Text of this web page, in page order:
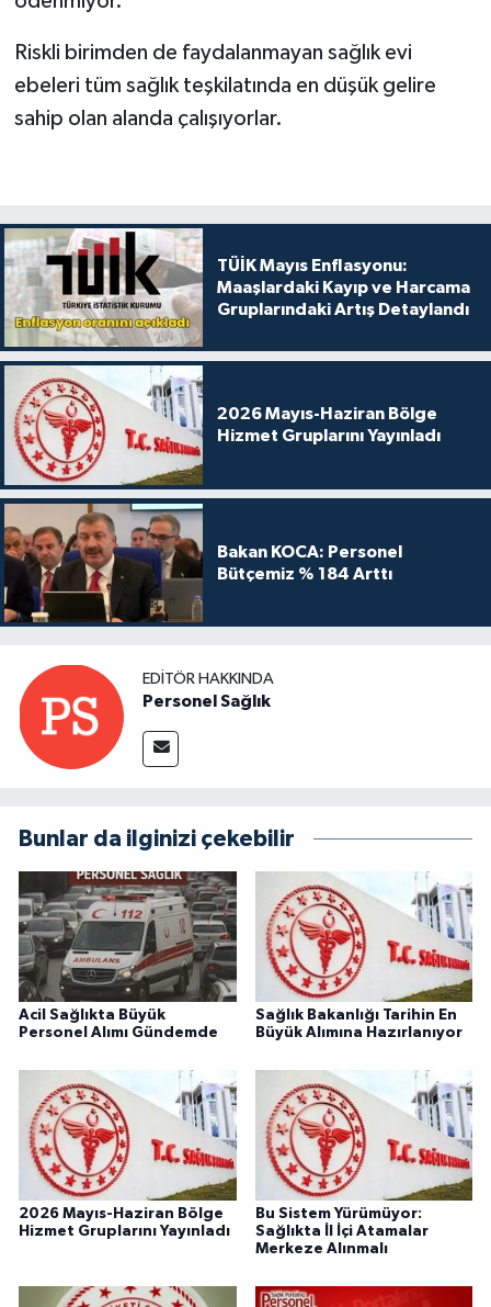
Riskli birimden de faydalanmayan sağlık evi
ebeleri tüm sağlık teşkilatında en düşük gelire
sahip olan alanda çalışıyorlar.
TÜİK Mayıs Enflasyonu:
Maaşlardaki Kayıp ve Harcama
Gruplarındaki Artış Detaylandı
2026 Mayıs-Haziran Bölge
Hizmet Gruplarını Yayınladı
Bakan KOCA: Personel
Bütçemiz % 184 Arttı
EDITÖR HAKKINDA
Personel Sağlık
Bunlar da ilginizi çekebilir
Acil Sağlıkta Büyük
Personel Alımı Gündemde
Sağlık Bakanlığı Tarihin En
Büyük Alımına Hazırlanıyor
2026 Mayıs-Haziran Bölge
Hizmet Gruplarını Yayınladı
Bu Sistem Yürümüyor:
Sağlıkta İl İçi Atamalar
Merkeze Alınmalı